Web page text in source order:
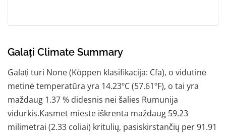
Galați Climate Summary
Galați turi None (Köppen klasifikacija: Cfa), o vidutinė
metinė temperatūra yra 14.23ºC (57.61ºF), o tai yra
maždaug 1.37 % didesnis nei šalies Rumunija
vidurkis.Kasmet mieste iškrenta maždaug 59.23
milimetrai (2.33 coliai) kritulių, pasiskirstančių per 91.91